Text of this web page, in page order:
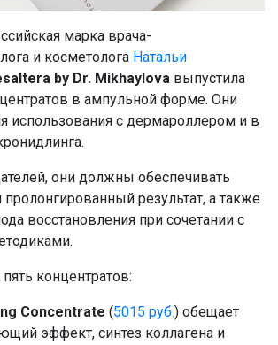
марка врача-
и косметолога Натальи
by Dr. Mikhaylova выпустила
в ампульной форме. Они
использования с дермароллером и в
они должны обеспечивать
результат, а также
восстановления при сочетании с
концентратов:
Concentrate (5015 руб.) обещает
эффект, синтез коллагена и